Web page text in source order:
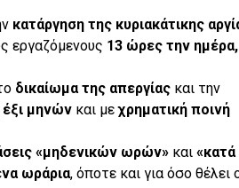
κατάργηση της κυριακάτικης
εργαζόμενους 13 ώρες την
δικαίωμα της απεργίαςκαι την
μηνών και μεχρηματική ποινή
«μηδενικών ωρών» και «κατά
ωράρια, όποτε και για όσο θέλει